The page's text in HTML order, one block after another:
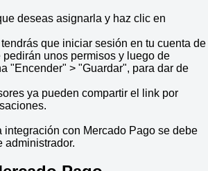
deseas asignarla y haz clic en
que iniciar sesión en tu cuenta de
pedirán unos permisos y luego de
"Encender" > "Guardar", para dar de
ya pueden compartir el link por
integración con Mercado Pago se debe
administrador.